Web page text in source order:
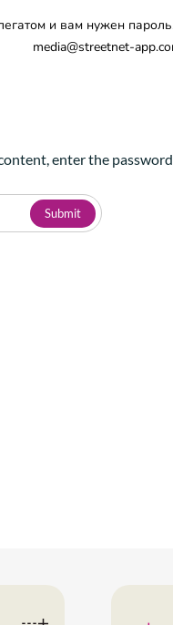
и вам нужен
media@streetnet-
enter the